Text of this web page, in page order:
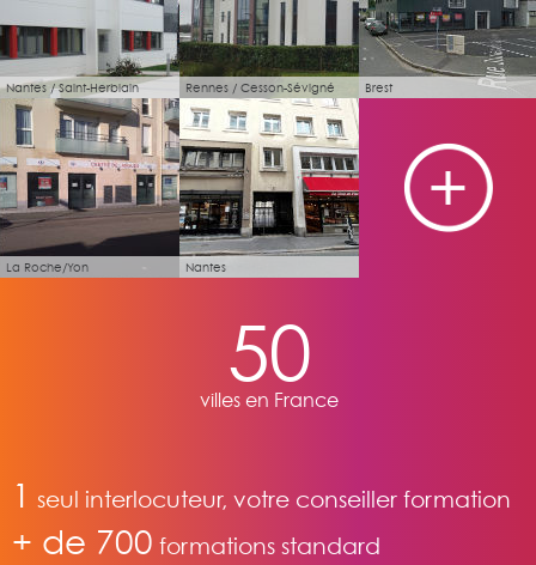
Nantes / Saint-Herblain Rennes / Cesson-Sévigné Brest
La Roche/Yon Nantes
50
villes en France
1 seul interlocuteur, votre conseiller formation
+ de 700 formations standard